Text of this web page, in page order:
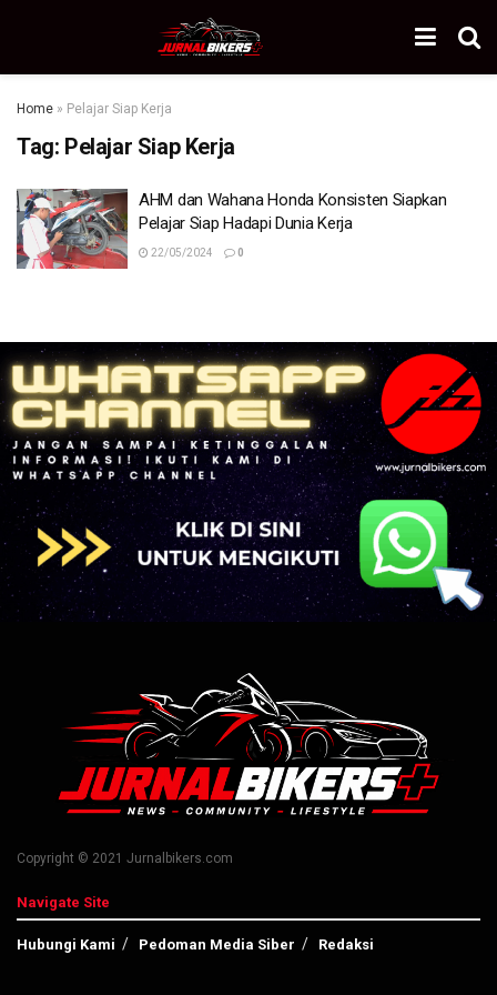
Home » Pelajar Siap Kerja
Tag: Pelajar Siap Kerja
AHM dan Wahana Honda Konsisten Siapkan
Pelajar Siap Hadapi Dunia Kerja
22/05/2024 0
Copyright © 2021 Jurnalbikers.com
Navigate Site
Hubungi Kami Pedoman Media Siber Redaksi